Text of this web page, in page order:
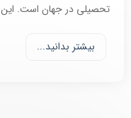
تحصیلی در جهان است. این
بیشتر بدانید...